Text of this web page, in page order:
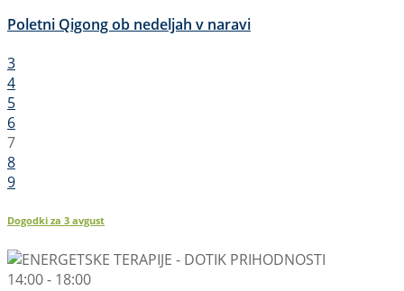
Poletni Qigong ob nedeljah v naravi
3
4
5
6
7
8
9
Dogodki za 3 avgust
14:00 - 18:00